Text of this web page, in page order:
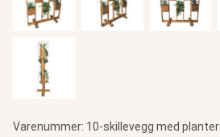
Varenummer: 10-skillevegg med planter